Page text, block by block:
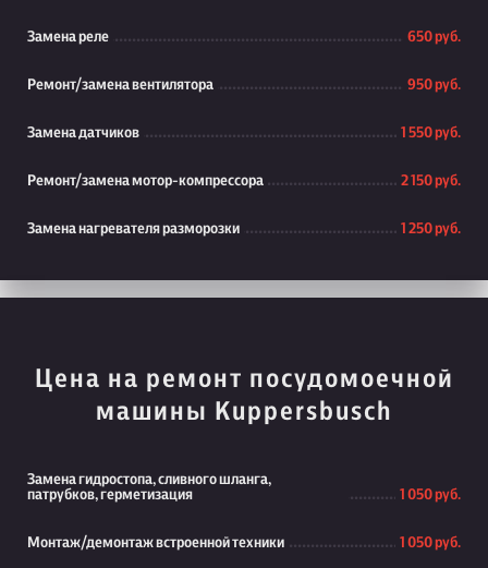
Замена реле 650 руб.
Ремонт/замена вентилятора 950 руб.
Замена датчиков 1 550 руб.
Ремонт/замена мотор-компрессора 2 150 руб.
Замена нагревателя разморозки 1 250 руб.
Цена на ремонт посудомоечной
машины Kuppersbusch
Замена гидростопа, сливного шланга,
патрубков, герметизация
1 050 руб.
Монтаж/демонтаж встроенной техники 1 050 руб.